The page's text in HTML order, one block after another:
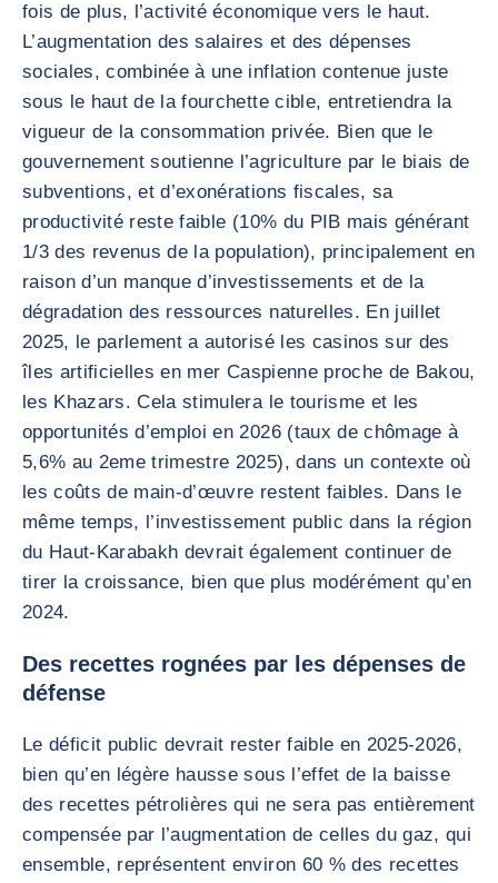
fois de plus, l’activité économique vers le haut.
L’augmentation des salaires et des dépenses
sociales, combinée à une inflation contenue juste
sous le haut de la fourchette cible, entretiendra la
vigueur de la consommation privée. Bien que le
gouvernement soutienne l’agriculture par le biais de
subventions, et d’exonérations fiscales, sa
productivité reste faible (10% du PIB mais générant
1/3 des revenus de la population), principalement en
raison d’un manque d’investissements et de la
dégradation des ressources naturelles. En juillet
2025, le parlement a autorisé les casinos sur des
îles artificielles en mer Caspienne proche de Bakou,
les Khazars. Cela stimulera le tourisme et les
opportunités d’emploi en 2026 (taux de chômage à
5,6% au 2eme trimestre 2025), dans un contexte où
les coûts de main-d’œuvre restent faibles. Dans le
même temps, l’investissement public dans la région
du Haut-Karabakh devrait également continuer de
tirer la croissance, bien que plus modérément qu’en
2024.
Des recettes rognées par les dépenses de
défense
Le déficit public devrait rester faible en 2025-2026,
bien qu’en légère hausse sous l’effet de la baisse
des recettes pétrolières qui ne sera pas entièrement
compensée par l’augmentation de celles du gaz, qui
ensemble, représentent environ 60 % des recettes